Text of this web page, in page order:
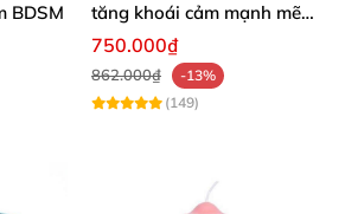
BDSM
tăng khoái cảm mạnh mẽ
trải nghiệm mới
750.000₫
862.000₫
-13%
(149)